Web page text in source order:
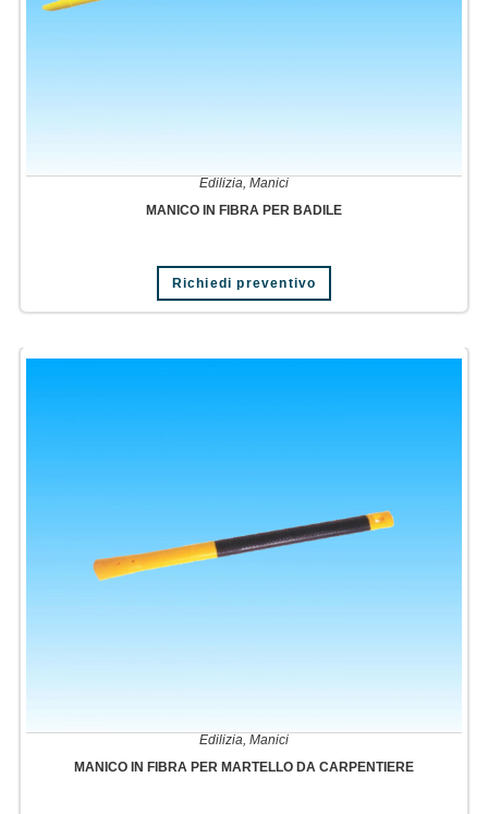
Edilizia, Manici
MANICO IN FIBRA PER BADILE
Richiedi preventivo
Edilizia, Manici
MANICO IN FIBRA PER MARTELLO DA CARPENTIERE